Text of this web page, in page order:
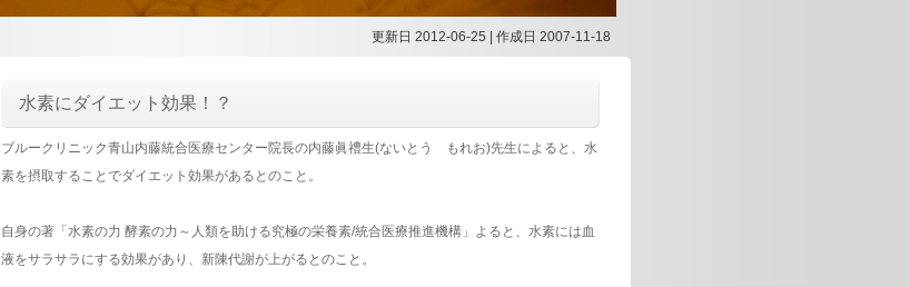
更新日 2012-06-25 | 作成日 2007-11-18
水素にダイエット効果！？
ブルークリニック青山内藤統合医療センター院長の内藤眞禮生(ないとう もれお)先生によると、水
素を摂取することでダイエット効果があるとのこと。
自身の著「水素の力 酵素の力～人類を助ける究極の栄養素/統合医療推進機構」よると、水素には血
液をサラサラにする効果があり、新陳代謝が上がるとのこと。